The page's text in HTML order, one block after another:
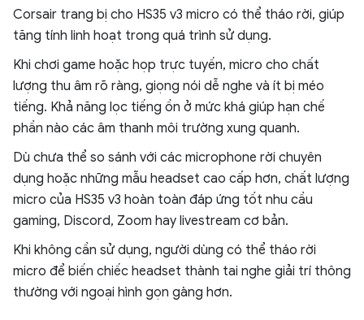
Corsair trang bị cho HS35 v3 micro có thể tháo rời, giúp
tăng tính linh hoạt trong quá trình sử dụng.
Khi chơi game hoặc họp trực tuyến, micro cho chất
lượng thu âm rõ ràng, giọng nói dễ nghe và ít bị méo
tiếng. Khả năng lọc tiếng ồn ở mức khá giúp hạn chế
phần nào các âm thanh môi trường xung quanh.
Dù chưa thể so sánh với các microphone rời chuyên
dụng hoặc những mẫu headset cao cấp hơn, chất lượng
micro của HS35 v3 hoàn toàn đáp ứng tốt nhu cầu
gaming, Discord, Zoom hay livestream cơ bản.
Khi không cần sử dụng, người dùng có thể tháo rời
micro để biến chiếc headset thành tai nghe giải trí thông
thường với ngoại hình gọn gàng hơn.